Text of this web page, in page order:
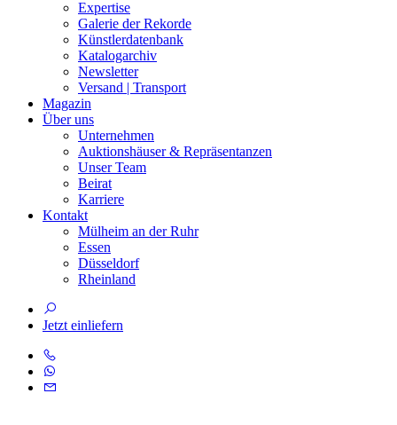
Expertise
Galerie der Rekorde
Künstlerdatenbank
Katalogarchiv
Newsletter
Versand | Transport
Magazin
Über uns
Unternehmen
Auktionshäuser & Repräsentanzen
Unser Team
Beirat
Karriere
Kontakt
Mülheim an der Ruhr
Essen
Düsseldorf
Rheinland
Jetzt einliefern